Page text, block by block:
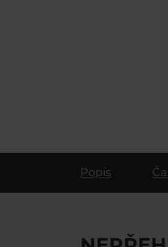
Popis